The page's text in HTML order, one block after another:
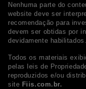
Nenhuma parte do
website deve ser
recomendação para
devem ser obtidas por
devidamente habilitados.
Todos os materiais
pelas leis de
reproduzidos e/ou
site Fiis.com.br.